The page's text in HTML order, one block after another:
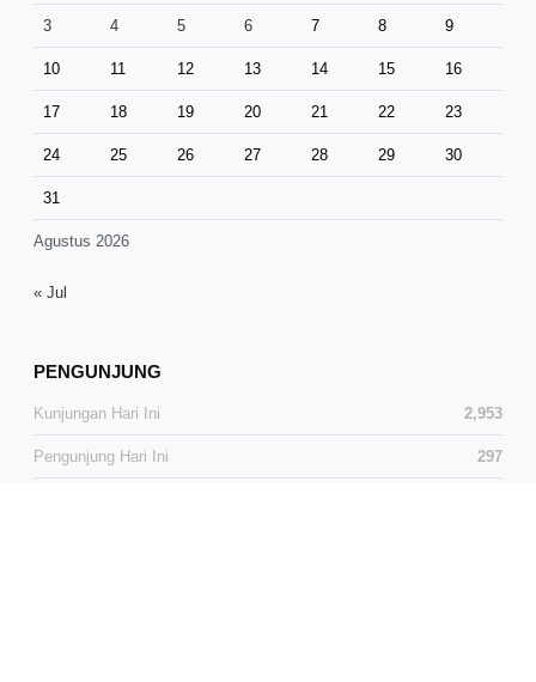
Agustus 2026
3 4 5 6 7 8 9
10 11 12 13 14 15 16
17 18 19 20 21 22 23
24 25 26 27 28 29 30
31
« Jul
PENGUNJUNG
Kunjungan Hari Ini 2,953
Pengunjung Hari Ini 297